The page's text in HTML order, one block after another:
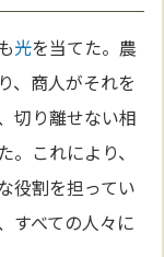
光を当てた。農
、商人がそれを
切り離せない相
これにより、
役割を担ってい
すべての人々に